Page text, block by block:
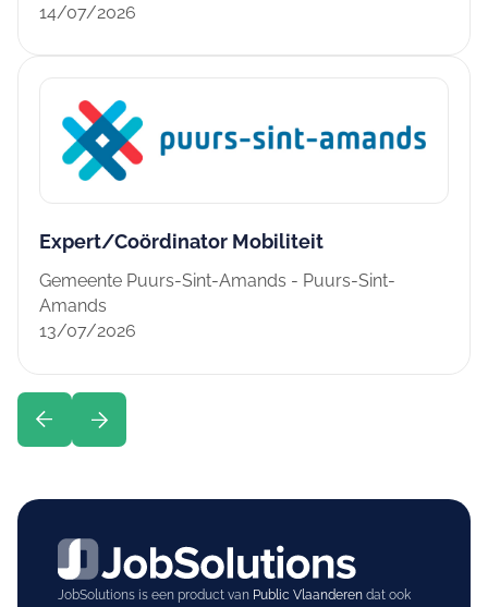
14/07/2026
Expert/Coördinator Mobiliteit
Gemeente Puurs-Sint-Amands - Puurs-Sint-
Amands
13/07/2026
JobSolutions is een product van Public Vlaanderendat ook